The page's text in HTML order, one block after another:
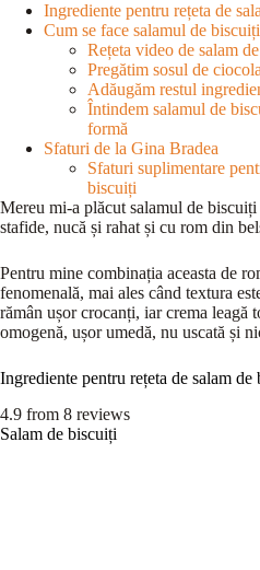
Ingrediente pentru rețeta de
Cum se face salamul de
Rețeta video de salam
Pregătim sosul de
Adăugăm restul
Întindem salamul de
formă
Sfaturi de la Gina Bradea
Sfaturi suplimentare
biscuiți
Mereu mi-a plăcut salamul de
stafide, nucă și rahat și cu rom din
Pentru mine combinația aceasta de
fenomenală, mai ales când textura
rămân ușor crocanți, iar crema leagă
omogenă, ușor umedă, nu uscată și
Ingrediente pentru rețeta de salam de
4.9 from 8 reviews
Salam de biscuiți